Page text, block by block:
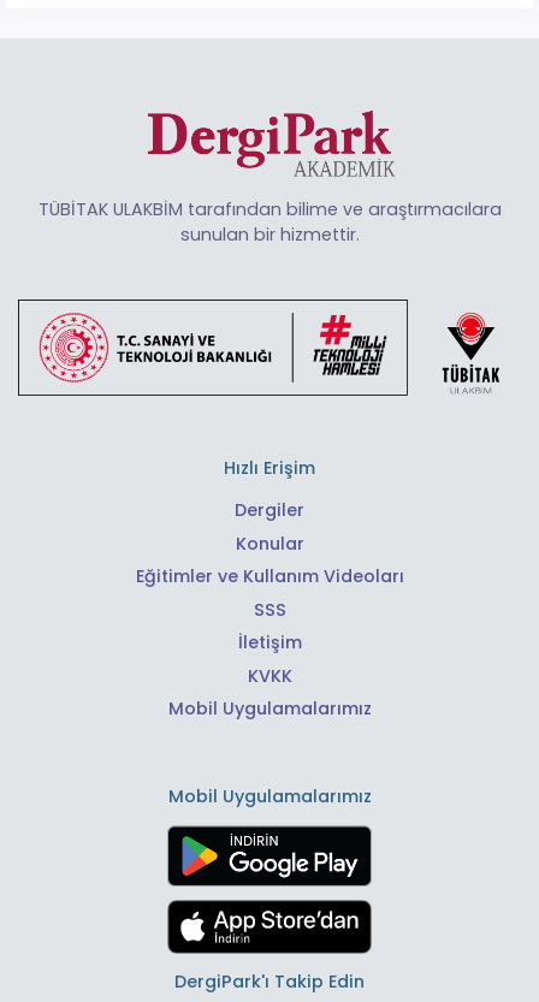
TÜBİTAK ULAKBİM tarafından bilime ve araştırmacılara
sunulan bir hizmettir.
Hızlı Erişim
Dergiler
Konular
Eğitimler ve Kullanım Videoları
SSS
İletişim
KVKK
Mobil Uygulamalarımız
Mobil Uygulamalarımız
DergiPark'ı Takip Edin